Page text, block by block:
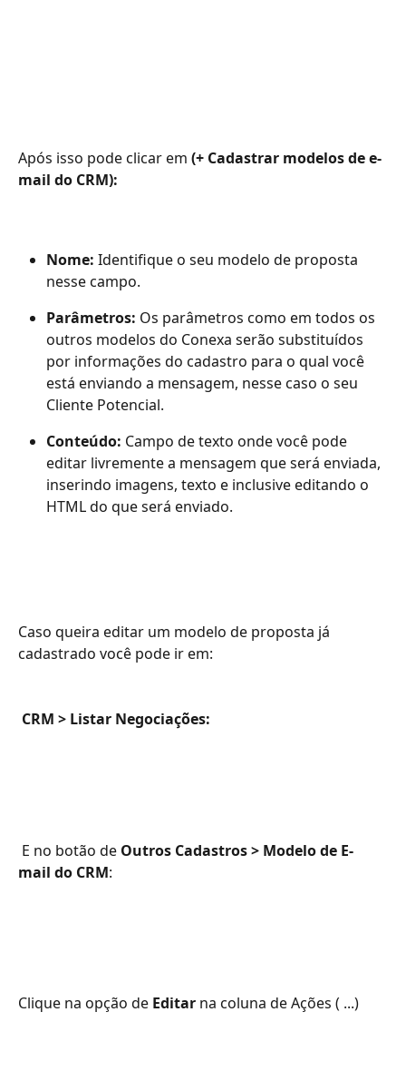
Após isso pode clicar em (+ Cadastrar modelos de e-
mail do CRM):
Nome: Identifique o seu modelo de proposta
nesse campo.
Parâmetros: Os parâmetros como em todos os
outros modelos do Conexa serão substituídos
por informações do cadastro para o qual você
está enviando a mensagem, nesse caso o seu
Cliente Potencial.
Conteúdo: Campo de texto onde você pode
editar livremente a mensagem que será enviada,
inserindo imagens, texto e inclusive editando o
HTML do que será enviado.
Caso queira editar um modelo de proposta já
cadastrado você pode ir em:
CRM > Listar Negociações:
E no botão de Outros Cadastros > Modelo de E-
mail do CRM:
Clique na opção de Editar na coluna de Ações ( ...)